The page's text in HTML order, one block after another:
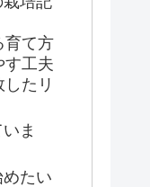
育て方
す工夫
たリ
ま
めたい